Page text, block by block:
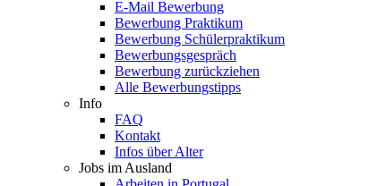
E-Mail Bewerbung
Bewerbung Praktikum
Bewerbung Schülerpraktikum
Bewerbungsgespräch
Bewerbung zurückziehen
Alle Bewerbungstipps
Info
FAQ
Kontakt
Infos über Alter
Jobs im Ausland